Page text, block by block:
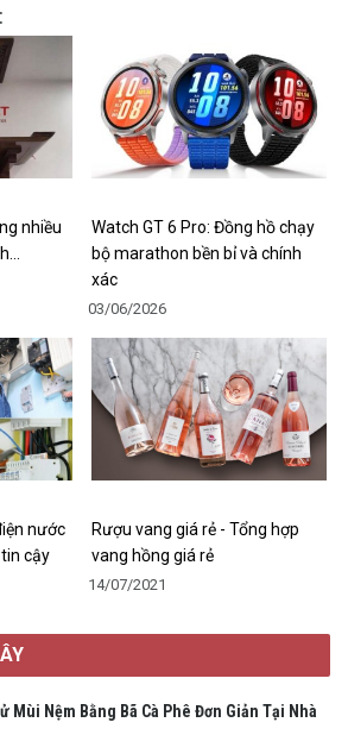
nhiều
Watch GT 6 Pro: Đồng hồ chạy
bộ marathon bền bỉ và chính
xác
03/06/2026
nước
cậy
Rượu vang giá rẻ - Tổng hợp
vang hồng giá rẻ
14/07/2021
Mùi Nệm Bằng Bã Cà Phê Đơn Giản Tại Nhà